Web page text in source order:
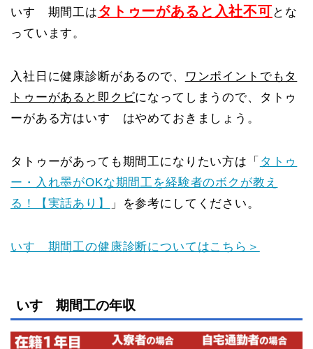
いすゞ期間工は タトゥーがあると入社不可 とな
っています。
入社日に健康診断があるので、
ワンポイントでもタ
トゥーがあると即クビになってしまうので、タトゥ
ーがある方はいすゞはやめておきましょう。
タトゥーがあっても期間工になりたい方は「 タトゥ
ー・入れ墨がOKな期間工を経験者のボクが教え
る！【実話あり】
」を参考にしてください。
いすゞ期間工の健康診断についてはこちら＞
いすゞ期間工の年収